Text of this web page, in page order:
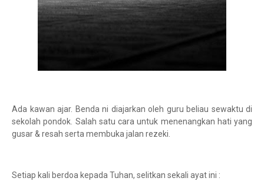
Ada kawan ajar. Benda ni diajarkan oleh guru beliau sewaktu di
sekolah pondok. Salah satu cara untuk menenangkan hati yang
gusar & resah serta membuka jalan rezeki.
Setiap kali berdoa kepada Tuhan, selitkan sekali ayat ini :